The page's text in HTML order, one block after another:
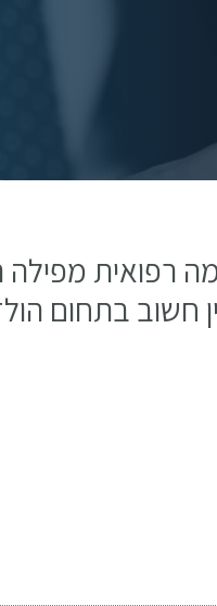
רפואית מפילה
חשוב בתחום